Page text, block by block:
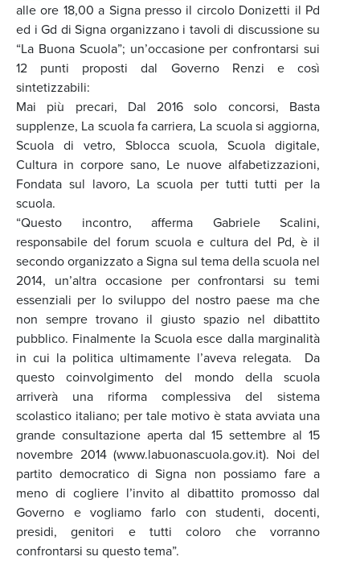
alle ore 18,00 a Signa presso il circolo Donizetti il Pd
ed i Gd di Signa organizzano i tavoli di discussione su
“La Buona Scuola”; un’occasione per confrontarsi sui
12 punti proposti dal Governo Renzi e così
sintetizzabili:
Mai più precari, Dal 2016 solo concorsi, Basta
supplenze, La scuola fa carriera, La scuola si aggiorna,
Scuola di vetro, Sblocca scuola, Scuola digitale,
Cultura in corpore sano, Le nuove alfabetizzazioni,
Fondata sul lavoro, La scuola per tutti tutti per la
scuola.
“Questo incontro, afferma Gabriele Scalini,
responsabile del forum scuola e cultura del Pd, è il
secondo organizzato a Signa sul tema della scuola nel
2014, un’altra occasione per confrontarsi su temi
essenziali per lo sviluppo del nostro paese ma che
non sempre trovano il giusto spazio nel dibattito
pubblico. Finalmente la Scuola esce dalla marginalità
in cui la politica ultimamente l’aveva relegata. Da
questo coinvolgimento del mondo della scuola
arriverà una riforma complessiva del sistema
scolastico italiano; per tale motivo è stata avviata una
grande consultazione aperta dal 15 settembre al 15
novembre 2014 (www.labuonascuola.gov.it). Noi del
partito democratico di Signa non possiamo fare a
meno di cogliere l’invito al dibattito promosso dal
Governo e vogliamo farlo con studenti, docenti,
presidi, genitori e tutti coloro che vorranno
confrontarsi su questo tema”.